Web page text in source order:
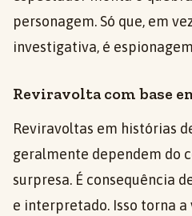
personagem. Só que, em
investigativa, é
Reviravolta com base
Reviravoltas em histórias
geralmente dependem do
surpresa. É consequência
e interpretado. Isso torna